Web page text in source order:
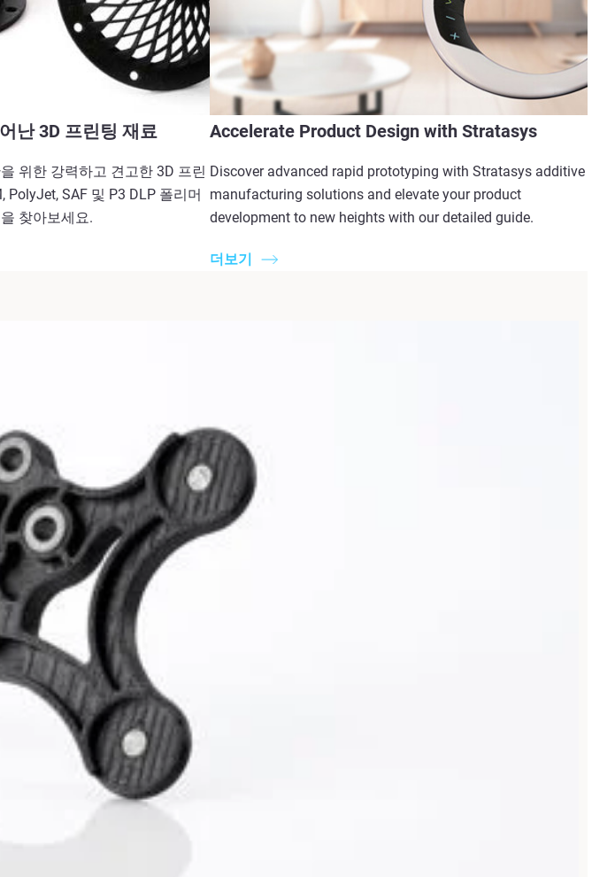
난 3D 프린팅 재료
위한 강력하고 견고한 3D 프린
PolyJet, SAF 및 P3 DLP 폴리머
찾아보세요.
Accelerate Product Design with Stratasys
Discover advanced rapid prototyping with Stratasys additive
manufacturing solutions and elevate your product
development to new heights with our detailed guide.
더보기